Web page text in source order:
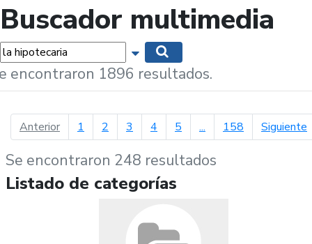
Buscador multimedia
Mostrar opciones de búsqueda
encontraron 1896 resultados.
Anteriorpágina anterior
1 2 3 4 5 ... 158 Siguiente
Se encontraron 248 resultados
Listado de categorías